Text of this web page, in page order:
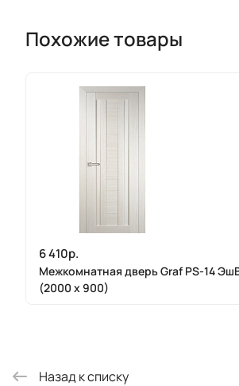
Похожие товары
6 410р.
Межкомнатная дверь Graf PS-14
(2000 х 900)
Назад к списку